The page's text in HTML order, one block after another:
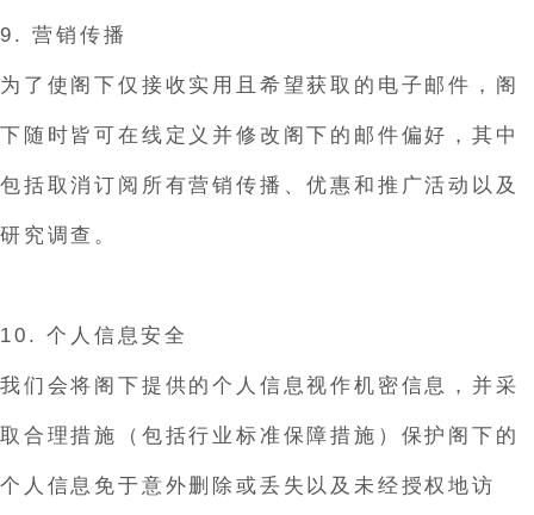
9. 营销传播
为了使阁下仅接收实用且希望获取的电子邮件，阁
下随时皆可在线定义并修改阁下的邮件偏好，其中
包括取消订阅所有营销传播、优惠和推广活动以及
研究调查。
10. 个人信息安全
我们会将阁下提供的个人信息视作机密信息，并采
取合理措施（包括行业标准保障措施）保护阁下的
个人信息免于意外删除或丢失以及未经授权地访